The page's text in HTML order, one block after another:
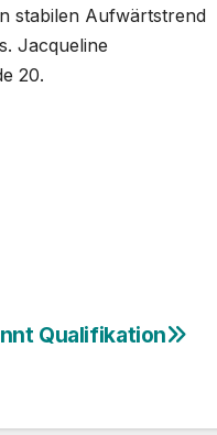
stabilen Aufwärtstrend
Jacqueline
20.
Qualifikation